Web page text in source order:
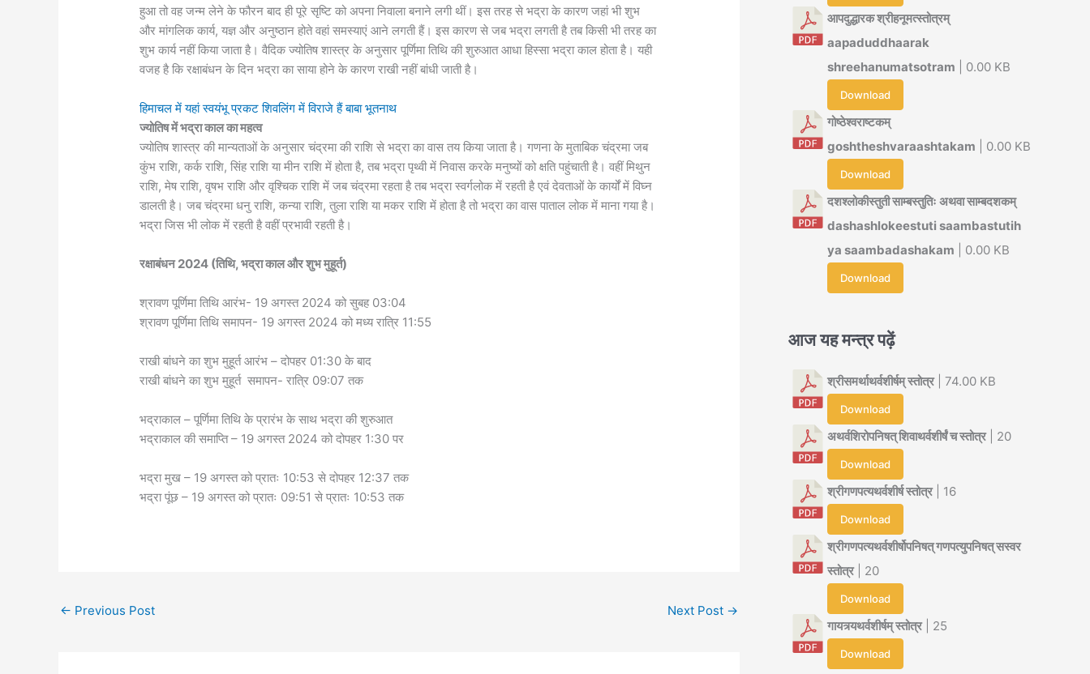
हुआ तो वह जन्म लेने के फौरन बाद ही पूरे सृष्टि को अपना निवाला बनाने लगी थीं। इस तरह से भद्रा के कारण जहां भी शुभ
और मांगलिक कार्य, यज्ञ और अनुष्ठान होते वहां समस्याएं आने लगती हैं। इस कारण से जब भद्रा लगती है तब किसी भी तरह का
शुभ कार्य नहीं किया जाता है। वैदिक ज्योतिष शास्त्र के अनुसार पूर्णिमा तिथि की शुरुआत आधा हिस्सा भद्रा काल होता है। यही
वजह है कि रक्षाबंधन के दिन भद्रा का साया होने के कारण राखी नहीं बांधी जाती है।
हिमाचल में यहां स्‍वयंभू प्रकट शिवलिंग में विराजे हैं बाबा भूतनाथ
ज्योतिष में भद्रा काल का महत्व
ज्योतिष शास्त्र की मान्यताओं के अनुसार चंद्रमा की राशि से भद्रा का वास तय किया जाता है। गणना के मुताबिक चंद्रमा जब
कुंभ राशि, कर्क राशि, सिंह राशि या मीन राशि में होता है, तब भद्रा पृथ्वी में निवास करके मनुष्यों को क्षति पहुंचाती है। वहीं मिथुन
राशि, मेष राशि, वृषभ राशि और वृश्चिक राशि में जब चंद्रमा रहता है तब भद्रा स्वर्गलोक में रहती है एवं देवताओं के कार्यों में विघ्न
डालती है। जब चंद्रमा धनु राशि, कन्या राशि, तुला राशि या मकर राशि में होता है तो भद्रा का वास पाताल लोक में माना गया है।
भद्रा जिस भी लोक में रहती है वहीं प्रभावी रहती है।
रक्षाबंधन 2024 (तिथि, भद्रा काल और शुभ मुहूर्त)
श्रावण पूर्णिमा तिथि आरंभ- 19 अगस्त 2024 को सुबह 03:04
श्रावण पूर्णिमा तिथि समापन- 19 अगस्त 2024 को मध्य रात्रि 11:55
राखी बांधने का शुभ मुहूर्त आरंभ – दोपहर 01:30 के बाद
राखी बांधने का शुभ मुहूर्त समापन- रात्रि 09:07 तक
भद्राकाल – पूर्णिमा तिथि के प्रारंभ के साथ भद्रा की शुरुआत
भद्राकाल की समाप्ति – 19 अगस्त 2024 को दोपहर 1:30 पर
भद्रा मुख – 19 अगस्त को प्रातः 10:53 से दोपहर 12:37 तक
भद्रा पूंछ – 19 अगस्त को प्रातः 09:51 से प्रातः 10:53 तक
← Previous Post Next Post →
आपदुद्धारक श्रीहनूमत्स्तोत्रम्
aapaduddhaarak
shreehanumatsotram | 0.00 KB
Download
गोष्ठेश्वराष्टकम्
goshtheshvaraashtakam | 0.00 KB
Download
दशश्लोकीस्तुती साम्बस्तुतिः अथवा साम्बदशकम्
dashashlokeestuti saambastutih
ya saambadashakam | 0.00 KB
Download
आज यह मन्त्र पढ़ें
श्रीसमर्थाथर्वशीर्षम् स्तोत्र| 74.00 KB
Download
अथर्वशिरोपनिषत् शिवाथर्वशीर्षं च स्तोत्र| 20
Download
श्रीगणपत्यथर्वशीर्ष स्तोत्र| 16
Download
श्रीगणपत्यथर्वशीर्षोपनिषत् गणपत्युपनिषत् सस्वर
स्तोत्र| 20
Download
गायत्र्यथर्वशीर्षम् स्तोत्र| 25
Download